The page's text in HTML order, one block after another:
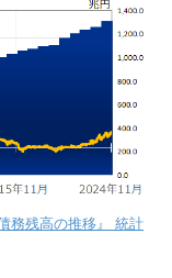
務残高の推移』 統計